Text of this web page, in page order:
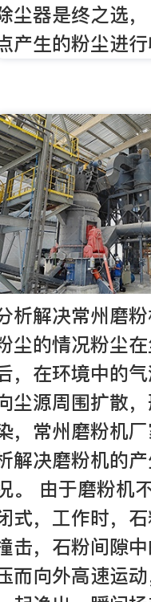
尘器是终之选
产生的粉尘进
析解决常州磨
尘的情况粉尘
，在环境中的气
尘源周围扩散
，常州磨粉机
解决磨粉机的
。 由于磨粉机
式，工作时，石
击，石粉间隙
而向外高速运